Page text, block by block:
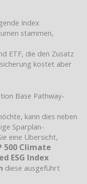
Index
stammen,
ETF, die den Zusatz
kostet aber
Base Pathway-
kann dies neben
Sparplan-
eine Übersicht,
500 Climate
ESG Index
diese ausgeführt